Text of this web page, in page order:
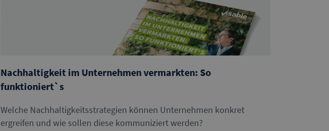
Nachhaltigkeit im Unternehmen vermarkten: So
funktioniert`s
Welche Nachhaltigkeitsstrategien können Unternehmen konkret
ergreifen und wie sollen diese kommuniziert werden?